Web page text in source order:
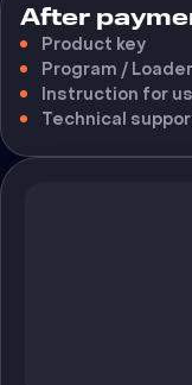
After
Product key
Program /
Instruction for
Technical